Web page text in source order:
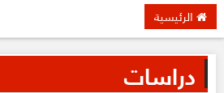
الرئيسية
دراسات